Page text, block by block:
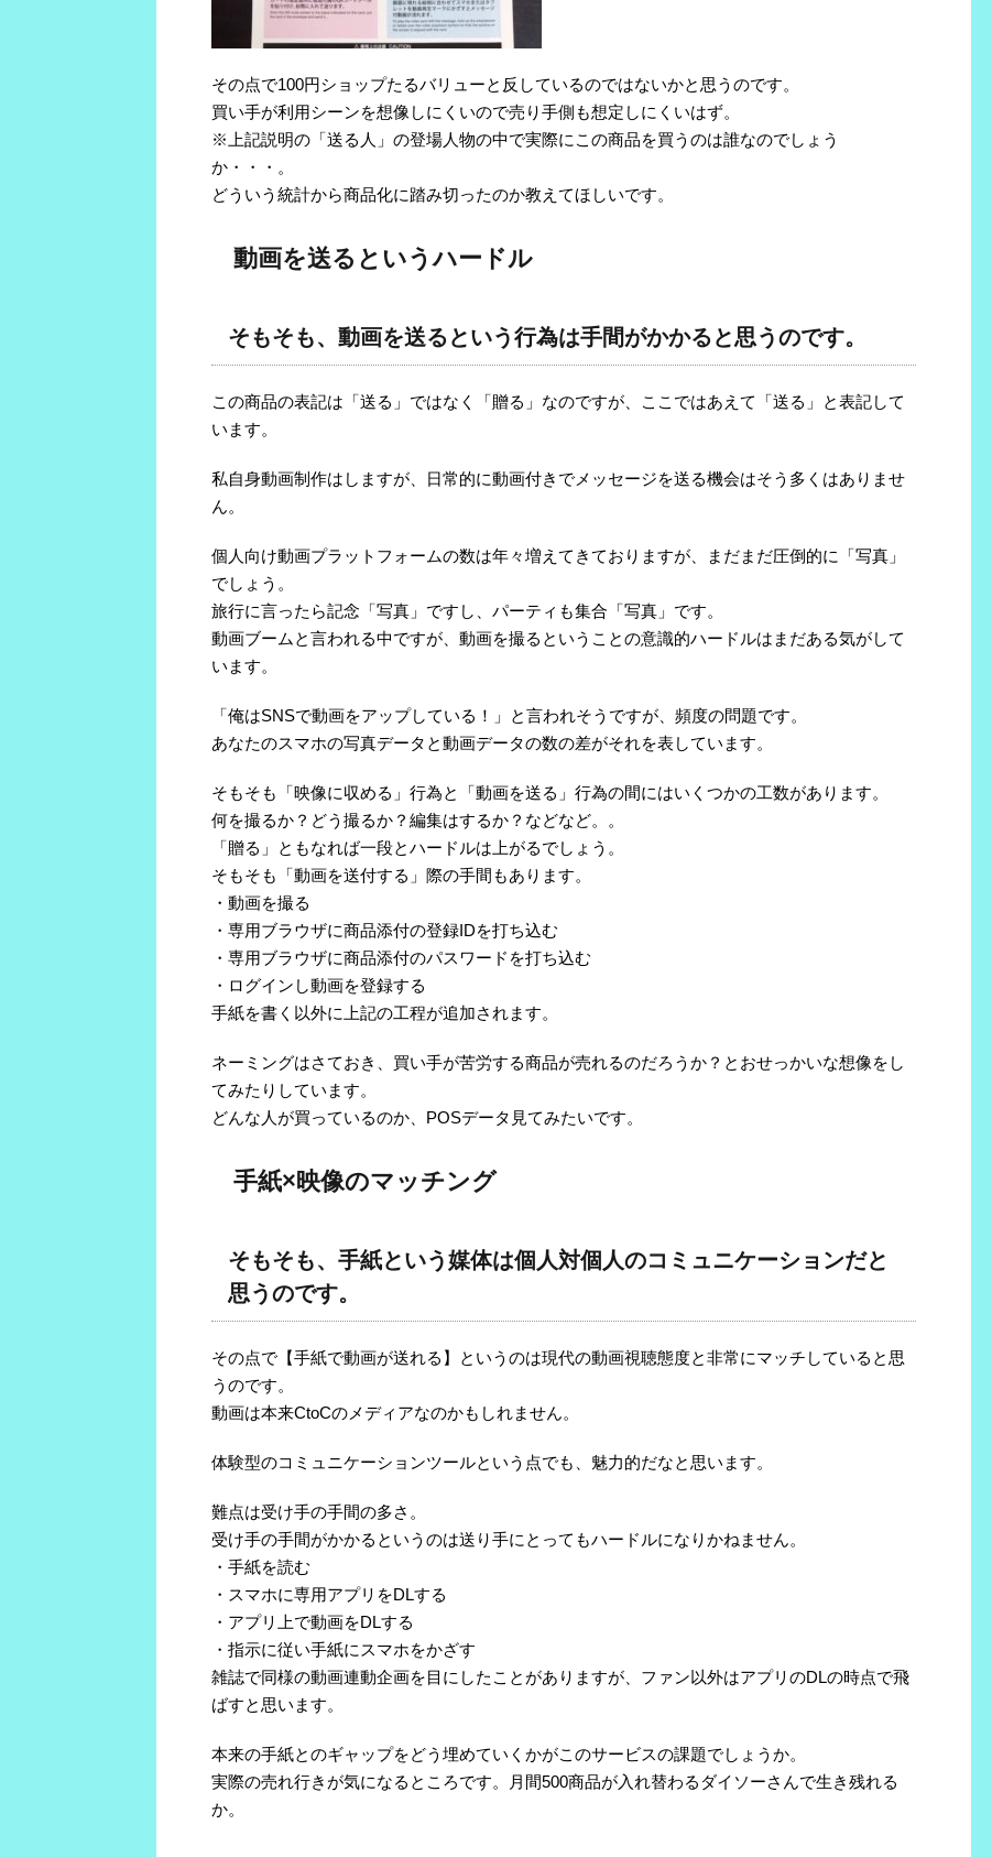
その点で100円ショップたるバリューと反しているのではないかと思うのです。
買い手が利用シーンを想像しにくいので売り手側も想定しにくいはず。
※上記説明の「送る人」の登場人物の中で実際にこの商品を買うのは誰なのでしょう
か・・・。
どういう統計から商品化に踏み切ったのか教えてほしいです。
動画を送るというハードル
そもそも、動画を送るという行為は手間がかかると思うのです。
この商品の表記は「送る」ではなく「贈る」なのですが、ここではあえて「送る」と表記して
います。
私自身動画制作はしますが、日常的に動画付きでメッセージを送る機会はそう多くはありませ
ん。
個人向け動画プラットフォームの数は年々増えてきておりますが、まだまだ圧倒的に「写真」
でしょう。
旅行に言ったら記念「写真」ですし、パーティも集合「写真」です。
動画ブームと言われる中ですが、動画を撮るということの意識的ハードルはまだある気がして
います。
「俺はSNSで動画をアップしている！」と言われそうですが、頻度の問題です。
あなたのスマホの写真データと動画データの数の差がそれを表しています。
そもそも「映像に収める」行為と「動画を送る」行為の間にはいくつかの工数があります。
何を撮るか？どう撮るか？編集はするか？などなど。。
「贈る」ともなれば一段とハードルは上がるでしょう。
そもそも「動画を送付する」際の手間もあります。
・動画を撮る
・専用ブラウザに商品添付の登録IDを打ち込む
・専用ブラウザに商品添付のパスワードを打ち込む
・ログインし動画を登録する
手紙を書く以外に上記の工程が追加されます。
ネーミングはさておき、買い手が苦労する商品が売れるのだろうか？とおせっかいな想像をし
てみたりしています。
どんな人が買っているのか、POSデータ見てみたいです。
手紙×映像のマッチング
そもそも、手紙という媒体は個人対個人のコミュニケーションだと
思うのです。
その点で【手紙で動画が送れる】というのは現代の動画視聴態度と非常にマッチしていると思
うのです。
動画は本来CtoCのメディアなのかもしれません。
体験型のコミュニケーションツールという点でも、魅力的だなと思います。
難点は受け手の手間の多さ。
受け手の手間がかかるというのは送り手にとってもハードルになりかねません。
・手紙を読む
・スマホに専用アプリをDLする
・アプリ上で動画をDLする
・指示に従い手紙にスマホをかざす
雑誌で同様の動画連動企画を目にしたことがありますが、ファン以外はアプリのDLの時点で飛
ばすと思います。
本来の手紙とのギャップをどう埋めていくかがこのサービスの課題でしょうか。
実際の売れ行きが気になるところです。月間500商品が入れ替わるダイソーさんで生き残れる
か。